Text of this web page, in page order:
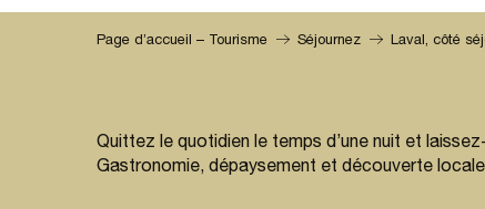
Page d’accueil – Tourisme Séjournez Laval, côté
Quittez le quotidien le temps d’une nuit et
Gastronomie, dépaysement et découverte